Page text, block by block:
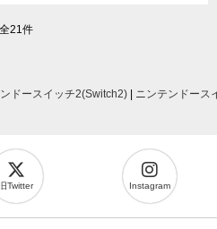
全21件
ドースイッチ2(Switch2) ニンテンドース
旧Twitter Instagram